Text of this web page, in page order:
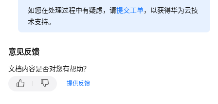
如您在处理过程中有疑虑，请提交工单，以获得华为云技
术支持。
意见反馈
文档内容是否对您有帮助？
提供反馈